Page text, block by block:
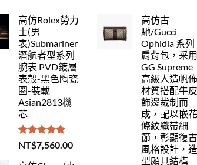
高仿Rolex勞力
士(男
表)Submariner
潛航者型系列
腕表 PVD鍍層
表殼-黑色陶瓷
圈-裝載
Asian2813機
芯
評分 5.00
滿分 5
NT$7,560.00
高仿古
馳/Gucci
Ophidia 系列
肩背包，采用
GG Supreme
高級人造帆佈
材質搭配牛皮
飾邊裁制而
成，配以嵌花
條紋織帶細
節，彰顯復古
風格設計，造
型頗具結構